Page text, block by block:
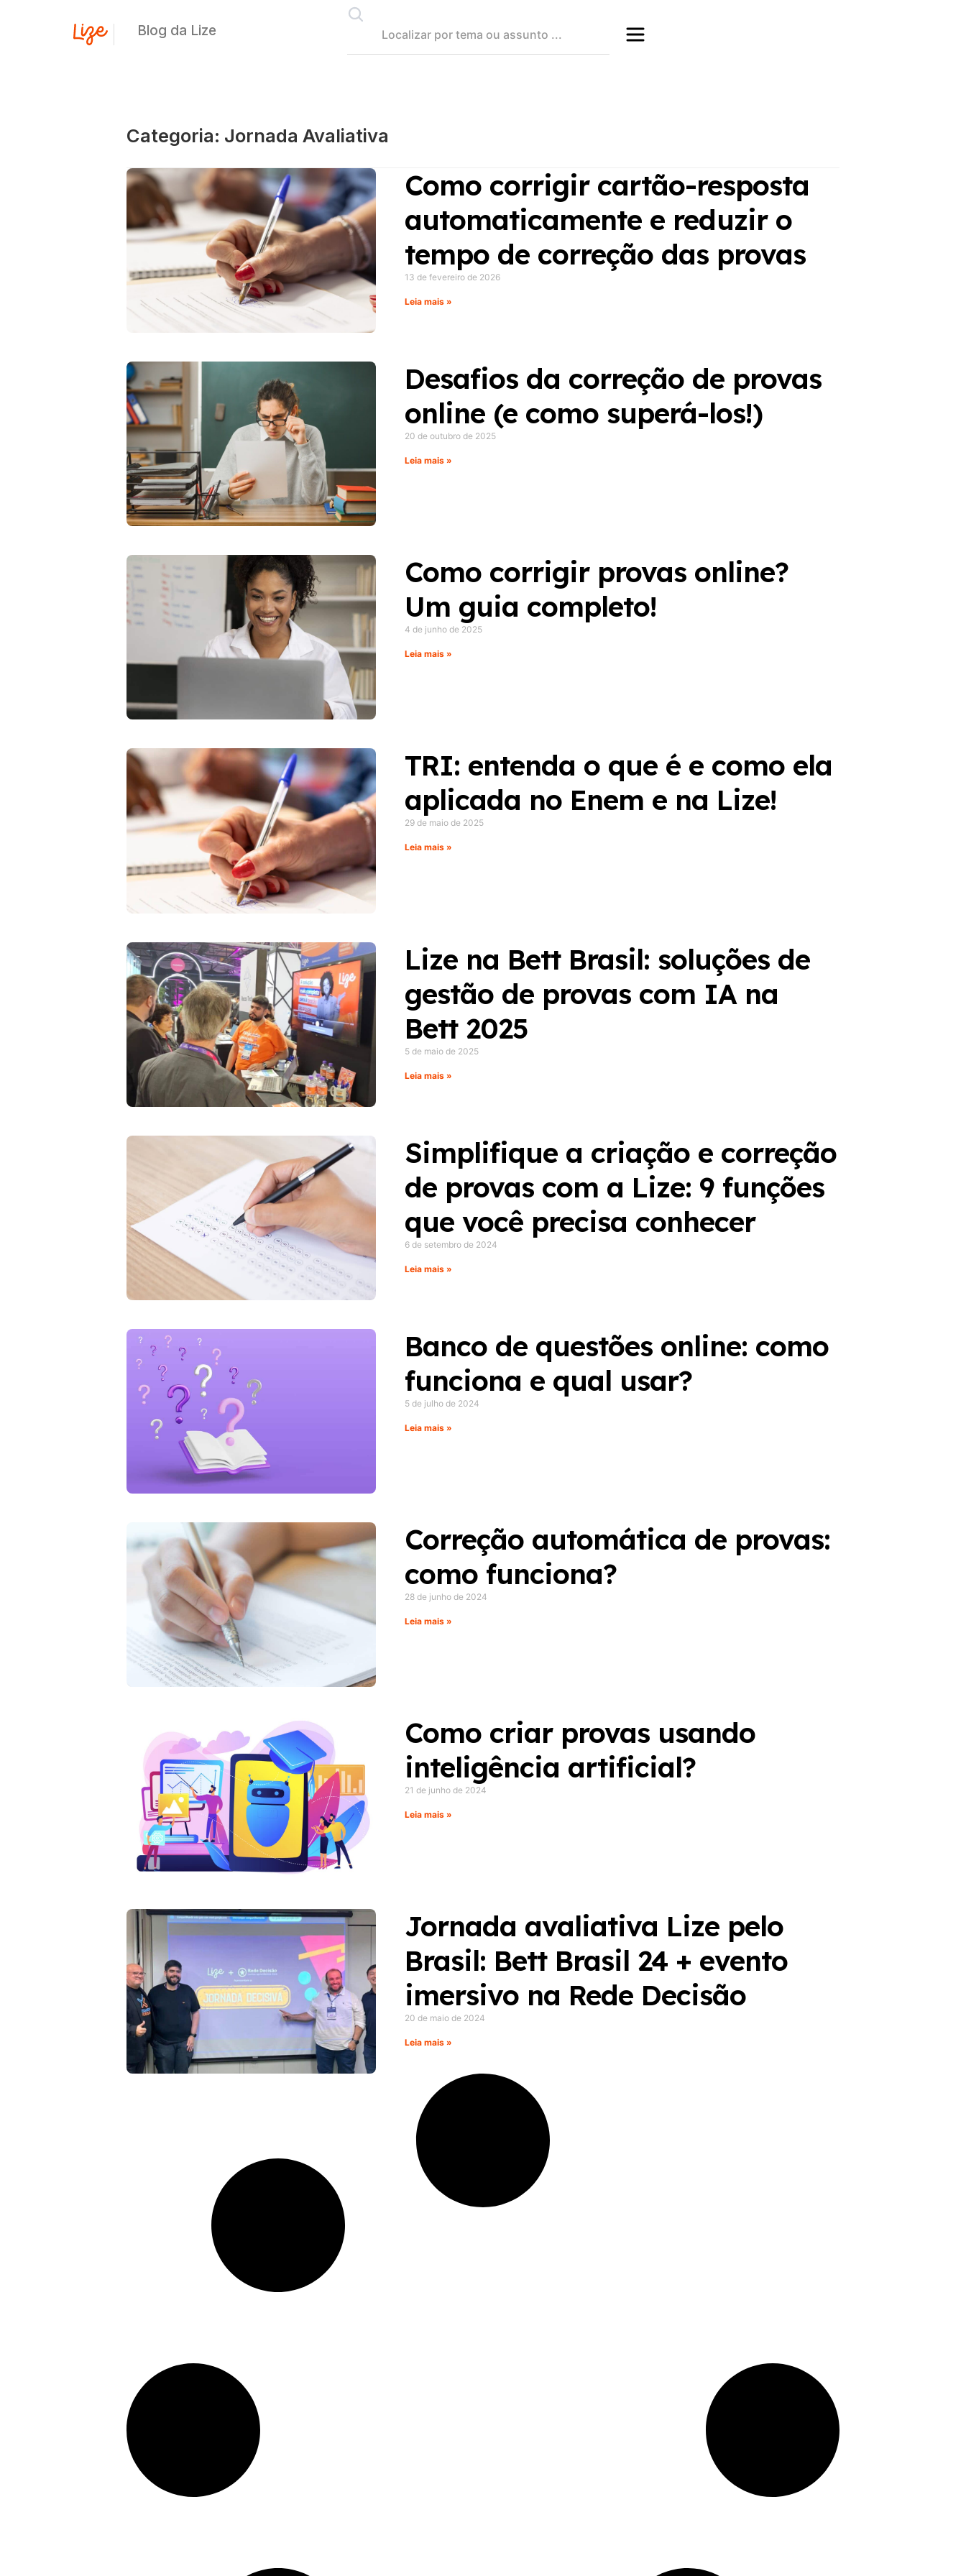
Blog da Lize
Categoria: Jornada Avaliativa
Como corrigir cartão-resposta
automaticamente e reduzir o
tempo de correção das provas
13 de fevereiro de 2026
Leia mais »
Desafios da correção de provas
online (e como superá-los!)
20 de outubro de 2025
Leia mais »
Como corrigir provas online?
Um guia completo!
4 de junho de 2025
Leia mais »
TRI: entenda o que é e como ela
aplicada no Enem e na Lize!
29 de maio de 2025
Leia mais »
Lize na Bett Brasil: soluções de
gestão de provas com IA na
Bett 2025
5 de maio de 2025
Leia mais »
Simplifique a criação e correção
de provas com a Lize: 9 funções
que você precisa conhecer
6 de setembro de 2024
Leia mais »
Banco de questões online: como
funciona e qual usar?
5 de julho de 2024
Leia mais »
Correção automática de provas:
como funciona?
28 de junho de 2024
Leia mais »
Como criar provas usando
inteligência artificial?
21 de junho de 2024
Leia mais »
Jornada avaliativa Lize pelo
Brasil: Bett Brasil 24 + evento
imersivo na Rede Decisão
20 de maio de 2024
Leia mais »